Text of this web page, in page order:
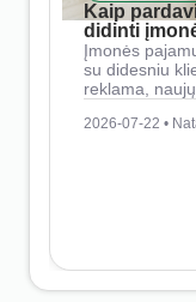
Kaip
didinti
Įmonės
su didesniu
reklama,
2026-07-22 •